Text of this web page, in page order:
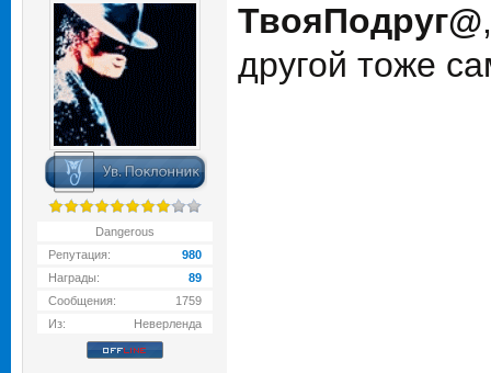
Dangerous
Репутация:
980
Награды:
89
Сообщения:
1759
Из:
Неверленда
ТвояПодруг@
другой тоже